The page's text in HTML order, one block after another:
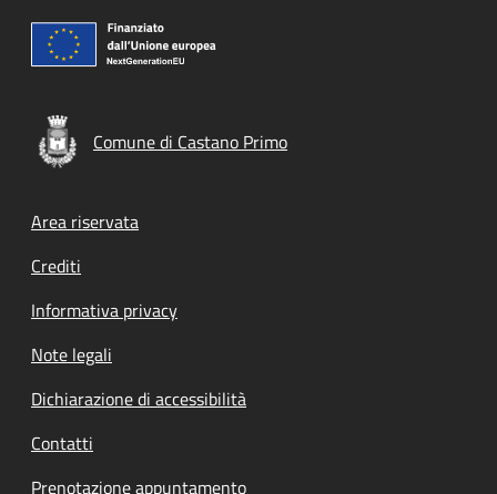
Comune di Castano Primo
Footer menu
Area riservata
Crediti
Informativa privacy
Note legali
Dichiarazione di accessibilità
Contatti
Prenotazione appuntamento